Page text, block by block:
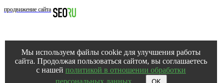
продвижение сайта
Мы используем файлы cookie для улучшения работы
сайта. Продолжая пользоваться сайтом, вы соглашаетесь
с нашей политикой в отношении обработки
персональных данных